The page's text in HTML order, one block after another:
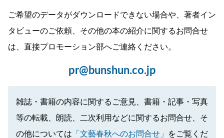
ご希望のデータがダウンロードできない場合や、著者イン
タビューのご依頼、その他の本の紹介に関するお問合せ
は、直接プロモーション部へご連絡ください。
pr@bunshun.co.jp
雑誌・書籍の内容に関するご意見、書籍・記事・写真
等の転載、朗読、二次利用などに関するお問合せ、そ
の他については 「文藝春秋へのお問合せ」
をご覧くだ